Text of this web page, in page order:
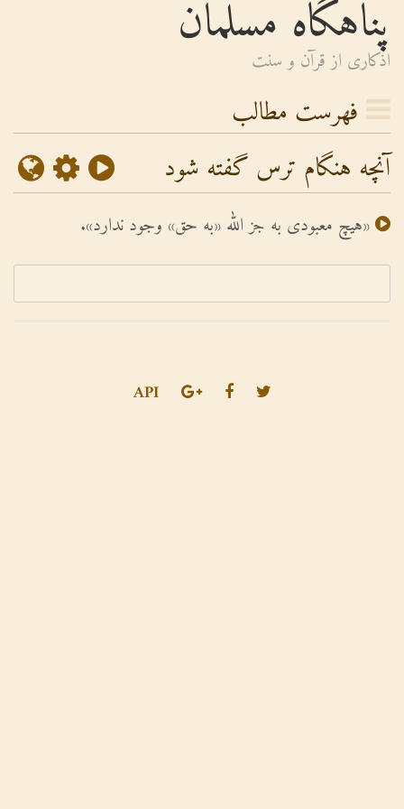
پناهگاه مسلمان
اذكارى از قرآن و سنت
فهرست مطالب
آنچه هنگام ترس گفته شود
«هیچ معبودى به جز الله «به حق» وجود ندارد».
API